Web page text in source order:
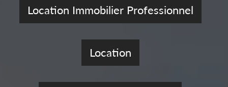
Location Immobilier Professionnel
Location